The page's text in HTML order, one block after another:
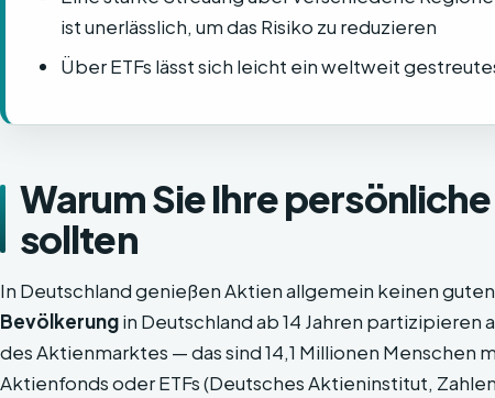
ist unerlässlich, um das Risiko zu reduzieren
Über ETFs lässt sich leicht ein weltweit
Warum Sie Ihre
sollten
In Deutschland genießen Aktien allgemein keinen guten
Bevölkerungin Deutschland ab 14 Jahren partizipieren
des Aktienmarktes — das sind 14,1 Millionen Menschen
Aktienfonds oder ETFs (Deutsches Aktieninstitut,